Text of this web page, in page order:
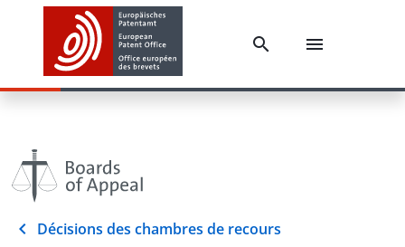
Décisions des chambres de recours